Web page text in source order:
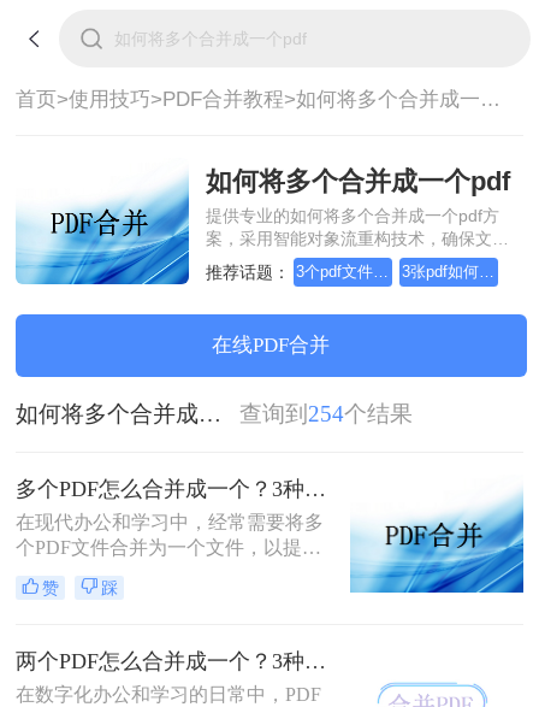
首页>使用技巧>PDF合并教程> 如何将多个合并成一个pdf
如何将多个合并成一个pdf
提供专业的如何将多个合并成一个pdf方
案，采用智能对象流重构技术，确保文档
1:1高保真还原且排版不乱码。支持一键批
量处理，全链路 SSL 加密保障隐私安全。
无需安装，高效办公。
推荐话题： 3个pdf文件合并成一个 3张pdf如何合并成一个
在线PDF合并
如何将多个合并成一个pdf 查询到 254个结果
多个PDF怎么合并成一个？3种方法，1分钟全搞定！！
在现代办公和学习中，经常需要将多
个PDF文件合并为一个文件，以提高
文档管理的便利性和效率。那么多个
pdf怎么合并成一个pdf呢？本文将介
赞 踩
两个PDF怎么合并成一个？3种方法，1分钟轻松搞定！
在数字化办公和学习的日常中，PDF